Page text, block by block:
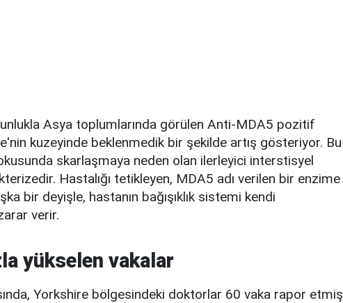
Asya toplumlarında görülen Anti-MDA5 pozitif
kuzeyinde beklenmedik bir şekilde artış gösteriyor. Bu
skarlaşmaya neden olan ilerleyici interstisyel
Hastalığı tetikleyen, MDA5 adı verilen bir enzime
bir deyişle, hastanın bağışıklık sistemi kendi
verir.
yükselen vakalar
Yorkshire bölgesindeki doktorlar 60 vaka rapor etmiş